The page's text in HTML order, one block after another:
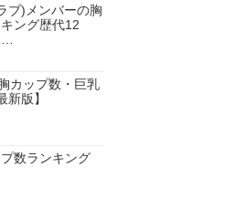
ブ)メンバーの胸
ング歴代12
カップ数・巨乳
新版】
数ランキング